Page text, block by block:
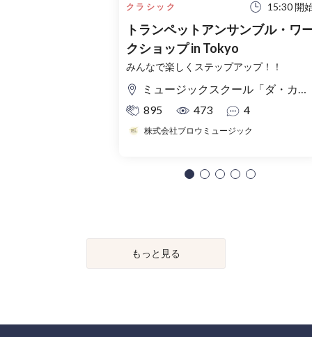
クラシック 15:30 開
トランペットアンサンブル・ワ
クショップ in Tokyo
みんなで楽しくステップアップ！！
ミュージックスクール「ダ・カーポ」地下イベントスペース
895
473 4
株式会社ブロウミュージック
もっと見る